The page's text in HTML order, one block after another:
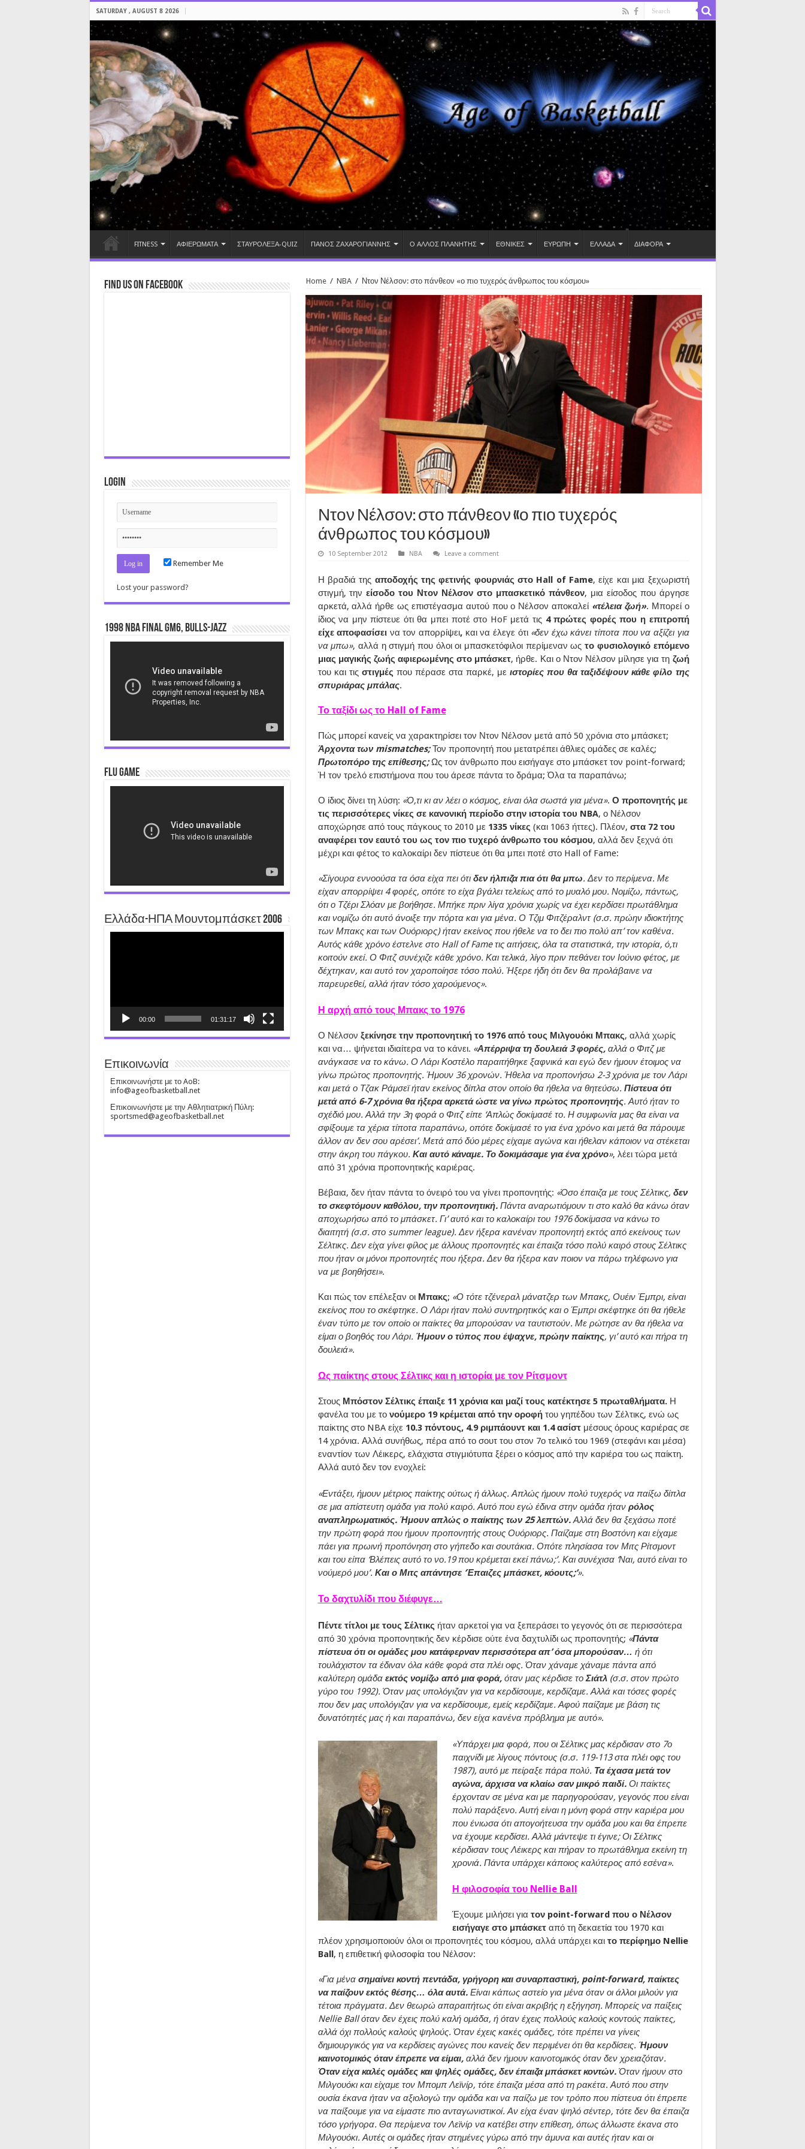
SATURDAY , AUGUST 8 2026
FITNESS ΑΦΙΕΡΩΜΑΤΑ ΣΤΑΥΡΟΛΕΞΑ-QUIZ ΠΑΝΟΣ ΖΑΧΑΡΟΓΙΑΝΝΗΣ Ο ΑΛΛΟΣ ΠΛΑΝΗΤΗΣ ΕΘΝΙΚΕΣ ΕΥΡΩΠΗ ΕΛΛΑΔΑ ΔΙΑΦΟΡΑ
Home / NBA / Ντον Νέλσον: στο πάνθεον «ο πιο τυχερός άνθρωπος του κόσμου»
Ντον Νέλσον: στο πάνθεον «ο πιο τυχερός
άνθρωπος του κόσμου»
10 September 2012 NBA Leave a comment
Η βραδιά της αποδοχής της φετινής φουρνιάς στο Hall of Fame, είχε και μια ξεχωριστή
στιγμή, την είσοδο του Ντον Νέλσον στο μπασκετικό πάνθεον, μια είσοδος που άργησε
αρκετά, αλλά ήρθε ως επιστέγασμα αυτού που ο Νέλσον αποκαλεί «τέλεια ζωή». Μπορεί ο
ίδιος να μην πίστευε ότι θα μπει ποτέ στο HoF μετά τις 4 πρώτες φορές που η επιτροπή
είχε αποφασίσει να τον απορρίψει, και να έλεγε ότι «δεν έχω κάνει τίποτα που να αξίζει για
να μπω», αλλά η στιγμή που όλοι οι μπασκετόφιλοι περίμεναν ωςτο φυσιολογικό επόμενο
μιας μαγικής ζωής αφιερωμένης στο μπάσκετ, ήρθε. Και ο Ντον Νέλσον μίλησε για τη ζωή
του και τις στιγμές που πέρασε στα παρκέ, μειστορίες που θα ταξιδέψουν κάθε φίλο της
σπυριάρας μπάλας.
Το ταξίδι ως το Hall of Fame
Πώς μπορεί κανείς να χαρακτηρίσει τον Ντον Νέλσον μετά από 50 χρόνια στο μπάσκετ;
Άρχοντα των mismatches;Τον προπονητή που μετατρέπει άθλιες ομάδες σε καλές;
Πρωτοπόρο της επίθεσης;Ως τον άνθρωπο που εισήγαγε στο μπάσκετ τον point-forward;
Ή τον τρελό επιστήμονα που του άρεσε πάντα το δράμα; Όλα τα παραπάνω;
Ο ίδιος δίνει τη λύση: «Ό,τι κι αν λέει ο κόσμος, είναι όλα σωστά για μένα». Ο προπονητής με
τις περισσότερες νίκες σε κανονική περίοδο στην ιστορία του NBA, ο Νέλσον
αποχώρησε από τους πάγκους το 2010 με 1335 νίκες (και 1063 ήττες). Πλέον, στα 72 του
αναφέρει τον εαυτό του ως τον πιο τυχερό άνθρωπο του κόσμου, αλλά δεν ξεχνά ότι
μέχρι και φέτος το καλοκαίρι δεν πίστευε ότι θα μπει ποτέ στο Hall of Fame:
«Σίγουρα εννοούσα τα όσα είχα πει ότι δεν ήλπιζα πια ότι θα μπω. Δεν το περίμενα. Με
είχαν απορρίψει 4 φορές, οπότε το είχα βγάλει τελείως από το μυαλό μου. Νομίζω, πάντως,
ότι ο Τζέρι Σλόαν με βοήθησε. Μπήκε πριν λίγα χρόνια χωρίς να έχει κερδίσει πρωτάθλημα
και νομίζω ότι αυτό άνοιξε την πόρτα και για μένα. Ο Τζιμ Φιτζέραλντ (σ.σ. πρώην ιδιοκτήτης
των Μπακς και των Ουόριορς) ήταν εκείνος που ήθελε να το δει πιο πολύ απ’ τον καθένα.
Αυτός κάθε χρόνο έστελνε στο Hall of Fame τις αιτήσεις, όλα τα στατιστικά, την ιστορία, ό,τι
κοιτούν εκεί. Ο Φιτζ συνέχιζε κάθε χρόνο. Και τελικά, λίγο πριν πεθάνει τον Ιούνιο φέτος, με
δέχτηκαν, και αυτό τον χαροποίησε τόσο πολύ. Ήξερε ήδη ότι δεν θα προλάβαινε να
παρευρεθεί, αλλά ήταν τόσο χαρούμενος».
Η αρχή από τους Μπακς το 1976
Ο Νέλσον ξεκίνησε την προπονητική το 1976 από τους Μιλγουόκι Μπακς, αλλά χωρίς
και να… ψήνεται ιδιαίτερα να το κάνει. «Απέρριψα τη δουλειά 3 φορές,αλλά ο Φιτζ με
ανάγκασε να το κάνω. Ο Λάρι Κοστέλο παραιτήθηκε ξαφνικά και εγώ δεν ήμουν έτοιμος να
γίνω πρώτος προπονητής. Ήμουν 36 χρονών. Ήθελα να προπονήσω 2-3 χρόνια με τον Λάρι
και μετά ο Τζακ Ράμσεϊ ήταν εκείνος δίπλα στον οποίο θα ήθελα να θητεύσω. Πίστευα ότι
μετά από 6-7 χρόνια θα ήξερα αρκετά ώστε να γίνω πρώτος προπονητής. Αυτό ήταν το
σχέδιό μου. Αλλά την 3η φορά ο Φιτζ είπε ‘Απλώς δοκίμασέ το. Η συμφωνία μας θα είναι να
σφίξουμε τα χέρια τίποτα παραπάνω, οπότε δοκίμασέ το για ένα χρόνο και μετά θα πάρουμε
άλλον αν δεν σου αρέσει’. Μετά από δύο μέρες είχαμε αγώνα και ήθελαν κάποιον να στέκεται
στην άκρη του πάγκου. Και αυτό κάναμε. Το δοκιμάσαμε για ένα χρόνο», λέει τώρα μετά
από 31 χρόνια προπονητικής καριέρας.
Βέβαια, δεν ήταν πάντα το όνειρό του να γίνει προπονητής: «Όσο έπαιζα με τους Σέλτικς, δεν
το σκεφτόμουν καθόλου, την προπονητική. Πάντα αναρωτιόμουν τι στο καλό θα κάνω όταν
αποχωρήσω από το μπάσκετ. Γι’ αυτό και το καλοκαίρι του 1976 δοκίμασα να κάνω το
διαιτητή (σ.σ. στο summer league). Δεν ήξερα κανέναν προπονητή εκτός από εκείνους των
Σέλτικς. Δεν είχα γίνει φίλος με άλλους προπονητές και έπαιζα τόσο πολύ καιρό στους Σέλτικς
που ήταν οι μόνοι προπονητές που ήξερα. Δεν θα ήξερα καν ποιον να πάρω τηλέφωνο για
να με βοηθήσει».
Και πώς τον επέλεξαν οι Μπακς; «Ο τότε τζένεραλ μάνατζερ των Μπακς, Ουέιν Έμπρι, είναι
εκείνος που το σκέφτηκε. Ο Λάρι ήταν πολύ συντηρητικός και ο Έμπρι σκέφτηκε ότι θα ήθελε
έναν τύπο με τον οποίο οι παίκτες θα μπορούσαν να ταυτιστούν. Με ρώτησε αν θα ήθελα να
είμαι ο βοηθός του Λάρι. Ήμουν ο τύπος που έψαχνε, πρώην παίκτης, γι’ αυτό και πήρα τη
δουλειά».
Ως παίκτης στους Σέλτικς και η ιστορία με τον Ρίτσμοντ
Στους Μπόστον Σέλτικς έπαιξε 11 χρόνια και μαζί τους κατέκτησε 5 πρωταθλήματα. Η
φανέλα του με το νούμερο 19 κρέμεται από την οροφήτου γηπέδου των Σέλτικς, ενώ ως
παίκτης στο NBA είχε 10.3 πόντους, 4.9 ριμπάουντ και 1.4 ασίστ μέσους όρους καριέρας σε
14 χρόνια. Αλλά συνήθως, πέρα από το σουτ του στον 7ο τελικό του 1969 (στεφάνι και μέσα)
εναντίον των Λέικερς, ελάχιστα στιγμιότυπα ξέρει ο κόσμος από την καριέρα του ως παίκτη.
Αλλά αυτό δεν τον ενοχλεί:
«Εντάξει, ήμουν μέτριος παίκτης ούτως ή άλλως. Απλώς ήμουν πολύ τυχερός να παίξω δίπλα
σε μια απίστευτη ομάδα για πολύ καιρό. Αυτό που εγώ έδινα στην ομάδα ήταν ρόλος
αναπληρωματικός. Ήμουν απλώς ο παίκτης των 25 λεπτών.Αλλά δεν θα ξεχάσω ποτέ
την πρώτη φορά που ήμουν προπονητής στους Ουόριορς. Παίζαμε στη Βοστόνη και είχαμε
πάει για πρωινή προπόνηση στο γήπεδο και σουτάκια. Οπότε πλησίασα τον Μιτς Ρίτσμοντ
και του είπα ‘Βλέπεις αυτό το νο.19 που κρέμεται εκεί πάνω;’. Και συνέχισα ‘Ναι, αυτό είναι το
νούμερό μου’. Και ο Μιτς απάντησε ‘Έπαιζες μπάσκετ, κόουτς;’».
Το δαχτυλίδι που διέφυγε…
Πέντε τίτλοι με τους Σέλτικς ήταν αρκετοί για να ξεπεράσει το γεγονός ότι σε περισσότερα
από 30 χρόνια προπονητικής δεν κέρδισε ούτε ένα δαχτυλίδι ως προπονητής; «Πάντα
πίστευα ότι οι ομάδες μου κατάφερναν περισσότερα απ’ όσα μπορούσαν… ή ότι
τουλάχιστον τα έδιναν όλα κάθε φορά στα πλέι οφς. Όταν χάναμε χάναμε πάντα από
καλύτερη ομάδα εκτός νομίζω από μια φορά,όταν μας κέρδισε τοΣιάτλ (σ.σ. στον πρώτο
γύρο του 1992). Όταν μας υπολόγιζαν για να κερδίσουμε, κερδίζαμε. Αλλά και τόσες φορές
που δεν μας υπολόγιζαν για να κερδίσουμε, εμείς κερδίζαμε. Αφού παίζαμε με βάση τις
δυνατότητές μας ή και παραπάνω, δεν είχα κανένα πρόβλημα με αυτό».
«Υπάρχει μια φορά, που οι Σέλτικς μας κέρδισαν στο 7ο
παιχνίδι με λίγους πόντους (σ.σ. 119-113 στα πλέι οφς του
1987), αυτό με πείραξε πάρα πολύ. Τα έχασα μετά τον
αγώνα, άρχισα να κλαίω σαν μικρό παιδί. Οι παίκτες
έρχονταν σε μένα και με παρηγορούσαν, γεγονός που είναι
πολύ παράξενο. Αυτή είναι η μόνη φορά στην καριέρα μου
που ένιωσα ότι απογοήτευσα την ομάδα μου και θα έπρεπε
να έχουμε κερδίσει. Αλλά μάντεψε τι έγινε; Οι Σέλτικς
κέρδισαν τους Λέικερς και πήραν το πρωτάθλημα εκείνη τη
χρονιά. Πάντα υπάρχει κάποιος καλύτερος από εσένα».
Η φιλοσοφία του Nellie Ball
Έχουμε μιλήσει για τον point-forward που ο Νέλσον
εισήγαγε στο μπάσκετ από τη δεκαετία του 1970 και
πλέον χρησιμοποιούν όλοι οι προπονητές του κόσμου, αλλά υπάρχει και το περίφημο Nellie
Ball, η επιθετική φιλοσοφία του Νέλσον:
«Για μένα σημαίνει κοντή πεντάδα, γρήγορη και συναρπαστική, point-forward, παίκτες
να παίζουν εκτός θέσης… όλα αυτά.Είναι κάπως αστείο για μένα όταν οι άλλοι μιλούν για
τέτοια πράγματα. Δεν θεωρώ απαραιτήτως ότι είναι ακριβής η εξήγηση. Μπορείς να παίξεις
Nellie Ball όταν δεν έχεις πολύ καλή ομάδα, ή όταν έχεις πολλούς καλούς κοντούς παίκτες,
αλλά όχι πολλούς καλούς ψηλούς. Όταν έχεις κακές ομάδες, τότε πρέπει να γίνεις
δημιουργικός για να κερδίσεις αγώνες που κανείς δεν περιμένει ότι θα κερδίσεις. Ήμουν
καινοτομικός όταν έπρεπε να είμαι, αλλά δεν ήμουν καινοτομικός όταν δεν χρειαζόταν.
Όταν είχα καλές ομάδες και ψηλές ομάδες, δεν έπαιζα μπάσκετ κοντών.Όταν ήμουν στο
Μιλγουόκι και είχαμε τον Μπομπ Λεϊνίρ, τότε έπαιζα μέσα από τη ρακέτα. Αυτό που στην
ουσία έκανα ήταν να αξιολογώ την ομάδα και να παίζω με τον τρόπο που πίστευα ότι έπρεπε
να παίξουμε για να είμαστε πιο ανταγωνιστικοί. Αν είχα έναν ψηλό σέντερ, τότε δεν θα έπαιζα
τόσο γρήγορα. Θα περίμενα τον Λεϊνίρ να κατέβει στην επίθεση, όπως άλλωστε έκανα στο
Μιλγουόκι. Αυτές οι ομάδες ήταν στημένες γύρω από την άμυνα και αυτές ήταν και οι
Find us on Facebook
Login
Remember Me
Lost your password?
1998 NBA Final gm6, Bulls-Jazz
Flu Game
Ελλάδα-ΗΠΑ Μουντομπάσκετ 2006
00:00 01:31:17
Επικοινωνία
Επικοινωνήστε με το AoB:
info@ageofbasketball.net
Επικοινωνήστε με την Αθλητιατρική Πύλη:
sportsmed@ageofbasketball.net